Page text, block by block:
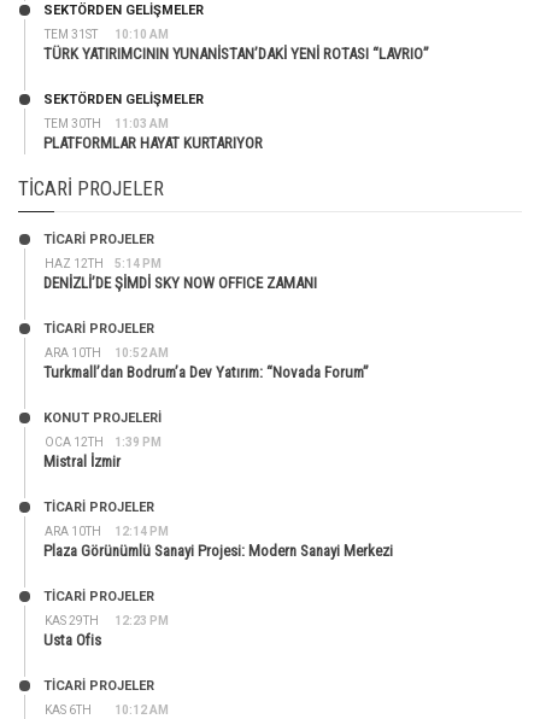
TEM 31ST 10:10 AM
SEKTÖRDEN GELIŞMELER
TÜRK YATIRIMCININ YUNANİSTAN’DAKİ YENİ ROTASI “LAVRIO”
TEM 30TH 11:03 AM
SEKTÖRDEN GELIŞMELER
PLATFORMLAR HAYAT KURTARIYOR
TICARI PROJELER
HAZ 12TH 5:14 PM
TİCARİ PROJELER
DENİZLİ’DE ŞİMDİ SKY NOW OFFICE ZAMANI
ARA 10TH 10:52 AM
TİCARİ PROJELER
Turkmall’dan Bodrum’a Dev Yatırım: “Novada Forum”
OCA 12TH 1:39 PM
KONUT PROJELERI
Mistral İzmir
ARA 10TH 12:14 PM
TİCARİ PROJELER
Plaza Görünümlü Sanayi Projesi: Modern Sanayi Merkezi
KAS 29TH 12:23 PM
TİCARİ PROJELER
Usta Ofis
KAS 6TH 10:12 AM
TİCARİ PROJELER